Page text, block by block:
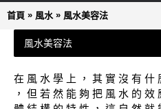
首頁 » 風水 » 風水美容法
風水美容法
在 風 水 學 上 ， 其 實 沒 有 什
， 但 若 然 能 夠 把 風 水 的 效